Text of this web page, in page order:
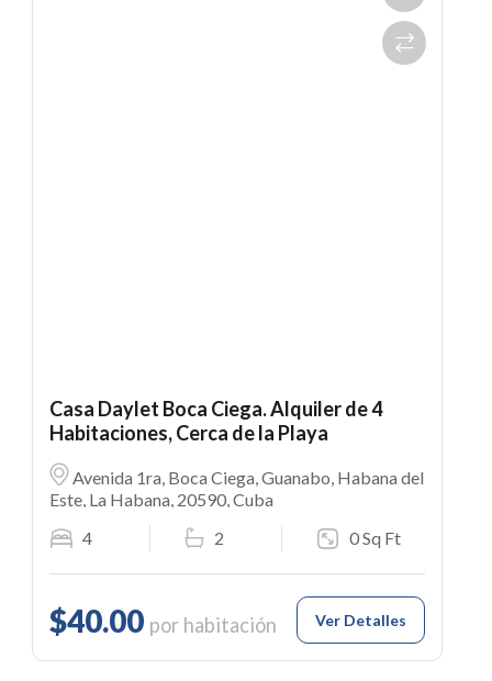
Casa Daylet Boca Ciega. Alquiler de 4
Habitaciones, Cerca de la Playa
Avenida 1ra, Boca Ciega, Guanabo, Habana del
Este, La Habana, 20590, Cuba
4
2 0 Sq Ft
$40.00 por habitación Ver Detalles